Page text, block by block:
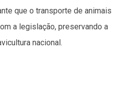
que o transporte de animais
a legislação, preservando a
nacional.